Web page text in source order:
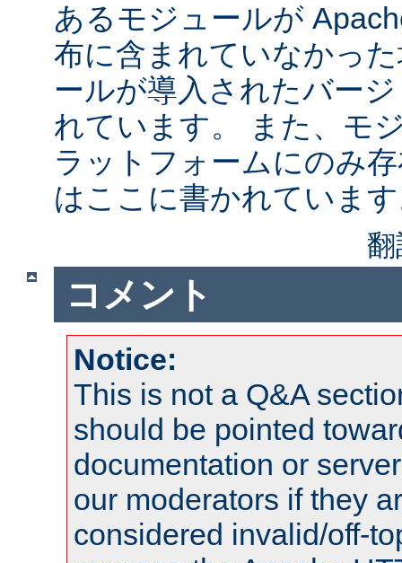
あるモジュールが
布に含まれていなかっ
ールが導入されたバー
れています。 また、モ
ラットフォームにのみ
はここに書かれていま
コメント
Notice:
This is not a Q&A
should be pointed
documentation or
our moderators if they
considered invalid/off-